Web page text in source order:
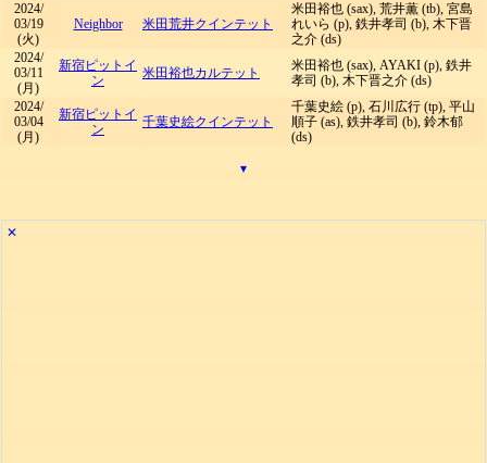
2024/
03/19
(火)
Neighbor 米田荒井クインテット
米田裕也 (sax), 荒井薫 (tb), 宮島
れいら (p), 鉄井孝司 (b), 木下晋
之介 (ds)
2024/
03/11
(月)
新宿ピットイ
ン
米田裕也カルテット
米田裕也 (sax), AYAKI (p), 鉄井
孝司 (b), 木下晋之介 (ds)
2024/
03/04
(月)
新宿ピットイ
ン
千葉史絵クインテット
千葉史絵 (p), 石川広行 (tp), 平山
順子 (as), 鉄井孝司 (b), 鈴木郁
(ds)
▾
✕